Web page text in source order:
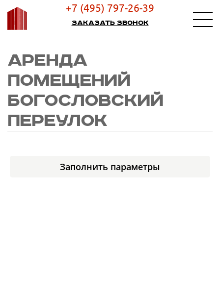
+7 (495) 797-26-39
Заказать звонок
АРЕНДА
ПОМЕЩЕНИЙ
БОГОСЛОВСКИЙ
ПЕРЕУЛОК
Заполнить параметры